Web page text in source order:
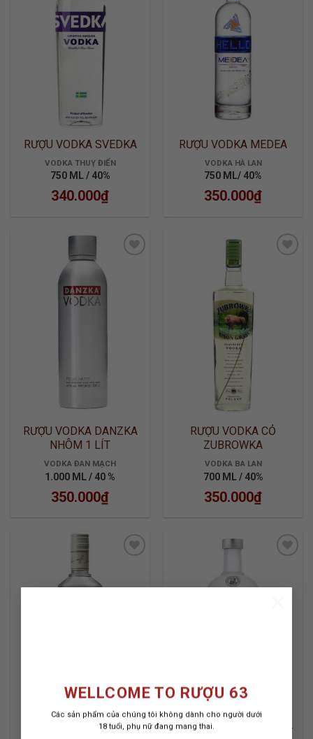
WELLCOME TO RƯỢU 63
Các sản phẩm của chúng tôi không dành cho người dưới
18 tuổi, phụ nữ đang mang thai.
ADD TO
WISHLIST
RƯỢU VODKA SVEDKA
VODKA THUỴ ĐIỂN
750 ML / 40%
340.000₫
WISHLIST
RƯỢU VODKA MEDEA
VODKA HÀ LAN
750 ML/ 40%
350.000₫
ADD TO
WISHLIST
RƯỢU VODKA DANZKA
NHÔM 1 LÍT
VODKA ĐAN MẠCH
1.000 ML / 40 %
350.000₫
ADD TO
WISHLIST
RƯỢU VODKA CỎ
ZUBROWKA
VODKA BA LAN
700 ML / 40%
350.000₫
RƯỢU VODKA RƯỢU VODKA ABSOLUT